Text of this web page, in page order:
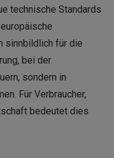
technische Standards
sinnbildlich für die
bei der
sondern in
Für Verbraucher,
bedeutet dies